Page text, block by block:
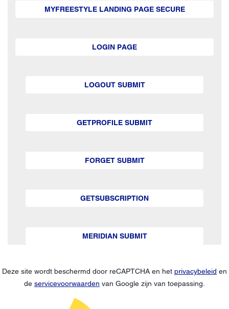
MYFREESTYLE LANDING PAGE SECURE
LOGIN PAGE
LOGOUT SUBMIT
GETPROFILE SUBMIT
FORGET SUBMIT
GETSUBSCRIPTION
MERIDIAN SUBMIT
Deze site wordt beschermd door reCAPTCHA en het privacybeleid en
de servicevoorwaarden van Google zijn van toepassing.